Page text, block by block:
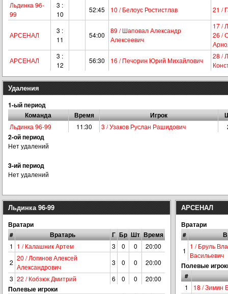
Льдинка 96-
99
3 :
10
52:45 10 / Белоус Ростистлав 21 /
АРСЕНАЛ
3 :
11
54:00
89 / Шаповал Александр
Алексеевич
17 /
26 /
АРСЕНАЛ
3 :
12
56:30 16 / Печорин Юрий Михайлович
28 /
Удаления
1-ый период
Команда
Время Игрок
Льдинка 96-99 11:30 3 / Узаков Руслан Рашидович
2-ой период
Нет удалений
3-ий период
Нет удалений
Льдинка 96-99
Вратари
#
Вратарь Г Бр Шт Время
1 1 / Калашник Артем 3 0 0
20:00
2
20 / Логинов Алексей
Александрович
3 0 0
20:00
3 22 / Кобзюк Дмитрий 6 0 0 20:00
Полевые игроки
АРСЕНАЛ
Вратари
#
1
1 / Бруль
Васильевич
Полевые
#
1
18 / Зимин